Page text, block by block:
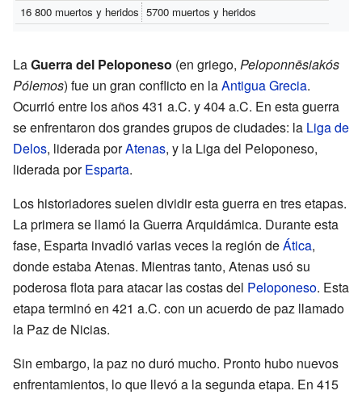
16 800 muertos y heridos 5700 muertos y heridos
LaGuerra del Peloponeso (en griego, Peloponnēsiakós
Pólemos) fue un gran conflicto en laAntigua Grecia.
Ocurrió entre los años 431 a.C. y 404 a.C. En esta guerra
se enfrentaron dos grandes grupos de ciudades: la Liga de
Delos, liderada porAtenas, y la Liga del Peloponeso,
liderada porEsparta.
Los historiadores suelen dividir esta guerra en tres etapas.
La primera se llamó la Guerra Arquidámica. Durante esta
fase, Esparta invadió varias veces la región deÁtica,
donde estaba Atenas. Mientras tanto, Atenas usó su
poderosa flota para atacar las costas del Peloponeso. Esta
etapa terminó en 421 a.C. con un acuerdo de paz llamado
la Paz de Nicias.
Sin embargo, la paz no duró mucho. Pronto hubo nuevos
enfrentamientos, lo que llevó a la segunda etapa. En 415